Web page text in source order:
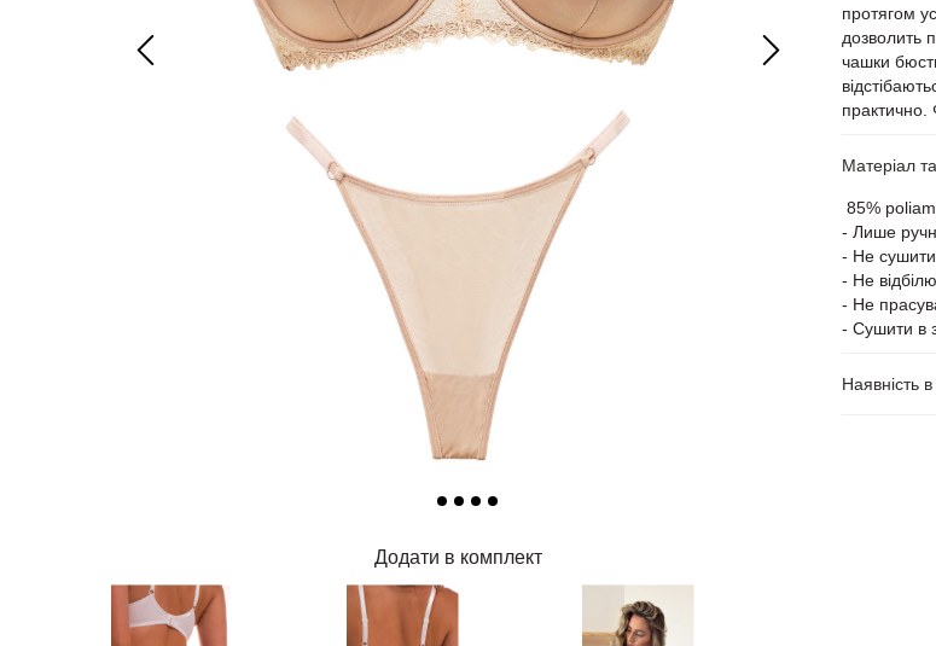
Додати в комплект
протягом
дозволить
чашки
практично.
Матеріал
85%
- Лише
- Не
- Не
- Не
- Сушити в
Наявність